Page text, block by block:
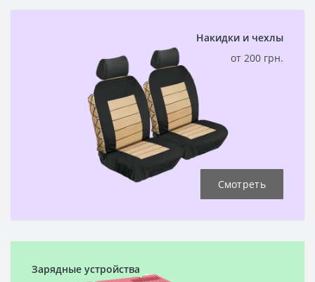
Накидки и чехлы
от 200 грн.
Смотреть
Зарядные устройства